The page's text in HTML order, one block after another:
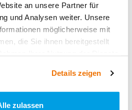
an unsere Partner für
und Analysen weiter. Unsere
möglicherweise mit
die Sie ihnen bereitgestellt
Details zeigen
zulassen